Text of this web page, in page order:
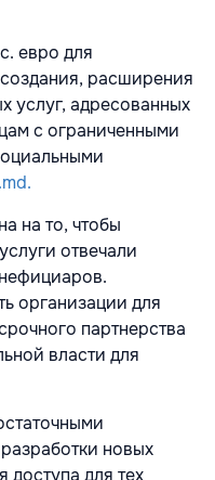
евро для
расширения
услуг, адресованных
с ограниченными
на то, чтобы
отвечали
организации для
партнерства
власти для
новых
доступа для тех